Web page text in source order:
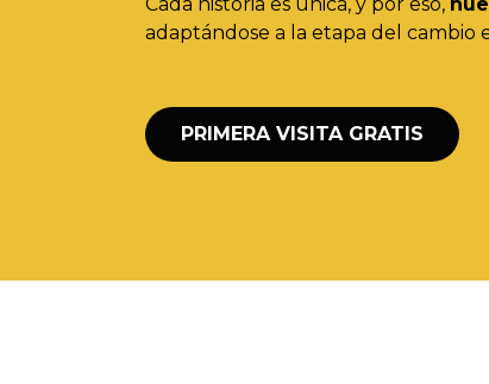
adaptándose a la etapa del cambio
PRIMERA VISITA GRATIS